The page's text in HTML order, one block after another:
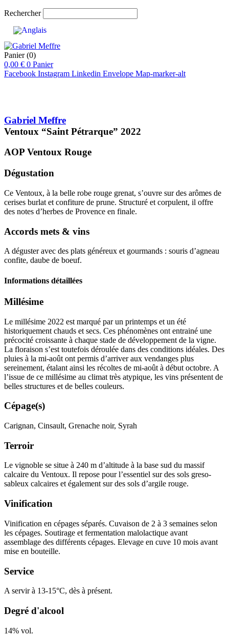
Rechercher
Panier (0)
0,00 € 0 Panier
Facebook Instagram Linkedin Envelope Map-marker-alt
Gabriel Meffre
Ventoux “Saint Pétrarque” 2022
AOP Ventoux Rouge
Dégustation
Ce Ventoux, à la belle robe rouge grenat, s’ouvre sur des arômes de
cerises burlat et confiture de prune. Structuré et corpulent, il offre
des notes d’herbes de Provence en finale.
Accords mets & vins
A déguster avec des plats généreux et gourmands : souris d’agneau
confite, daube de boeuf.
Informations détaillées
Millésime
Le millésime 2022 est marqué par un printemps et un été
historiquement chauds et secs. Ces phénomènes ont entrainé une
précocité croissante à chaque stade de développement de la vigne.
La floraison s’est toutefois déroulée dans des conditions idéales. Des
pluies à la mi-août ont permis d’arriver aux vendanges plus
sereinement, étalant ainsi les récoltes de mi-août à début octobre. A
l’issue de ce millésime au climat très atypique, les vins présentent de
belles structures et de belles couleurs.
Cépage(s)
Carignan, Cinsault, Grenache noir, Syrah
Terroir
Le vignoble se situe à 240 m d’altitude à la base sud du massif
calcaire du Ventoux. Il repose pour l’essentiel sur des sols greso-
sableux calcaires et également sur des sols d’argile rouge.
Vinification
Vinification en cépages séparés. Cuvaison de 2 à 3 semaines selon
les cépages. Soutirage et fermentation malolactique avant
assemblage des différents cépages. Elevage en cuve 10 mois avant
mise en bouteille.
Service
A servir à 13-15°C, dès à présent.
Degré d'alcool
14% vol.